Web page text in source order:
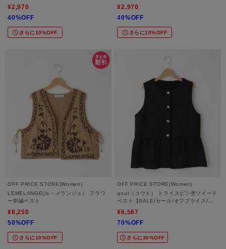
ル/デイリー/トレンド/スポーティースタ
イル】
¥2,970
40%OFF
さらに10%OFF
ル/デイリー/トレンド/スポーティースタ
イル】
¥2,970
40%OFF
さらに10%OFF
OFF PRICE STORE(Women)
LEMELANGE(ル・メランジュ） フラワ
ー刺繍ベスト
¥8,250
50%OFF
さらに10%OFF
OFF PRICE STORE(Women)
qout（コウト） トライスピン杢ツイード
ベスト【SALE/セール/オフプライス/カ
¥6,567
70%OFF
さらに30%OFF